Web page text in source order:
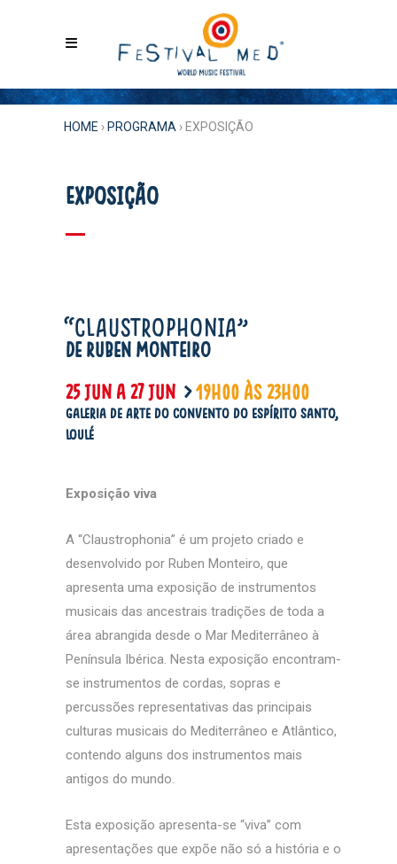
HOME › PROGRAMA ›EXPOSIÇÃO
EXPOSIÇÃO
“CLAUSTROPHONIA”
de Ruben Monteiro
25 JUN a 27 JUN > 19H00 ÀS 23H00
Galeria de Arte do Convento do Espírito Santo,
Loulé
Exposição viva
A “Claustrophonia” é um projeto criado e
desenvolvido por Ruben Monteiro, que
apresenta uma exposição de instrumentos
musicais das ancestrais tradições de toda a
área abrangida desde o Mar Mediterrâneo à
Península Ibérica. Nesta exposição encontram-
se instrumentos de cordas, sopras e
percussões representativas das principais
culturas musicais do Mediterrâneo e Atlântico,
contendo alguns dos instrumentos mais
antigos do mundo.
Esta exposição apresenta-se “viva” com
apresentações que expõe não só a história e o